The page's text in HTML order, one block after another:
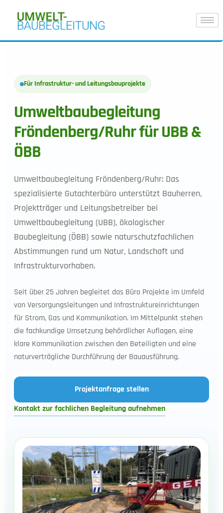
Für Infrastruktur- und Leitungsbauprojekte
Umweltbaubegleitung
Fröndenberg/Ruhr für UBB &
ÖBB
Umweltbaubegleitung Fröndenberg/Ruhr: Das
spezialisierte Gutachterbüro unterstützt Bauherren,
Projektträger und Leitungsbetreiber bei
Umweltbaubegleitung (UBB), ökologischer
Baubegleitung (ÖBB) sowie naturschutzfachlichen
Abstimmungen rund um Natur, Landschaft und
Infrastrukturvorhaben.
Seit über 25 Jahren begleitet das Büro Projekte im Umfeld
von Versorgungsleitungen und Infrastruktureinrichtungen
für Strom, Gas und Kommunikation. Im Mittelpunkt stehen
die fachkundige Umsetzung behördlicher Auflagen, eine
klare Kommunikation zwischen den Beteiligten und eine
naturverträgliche Durchführung der Bauausführung.
Projektanfrage stellen
Kontakt zur fachlichen Begleitung aufnehmen